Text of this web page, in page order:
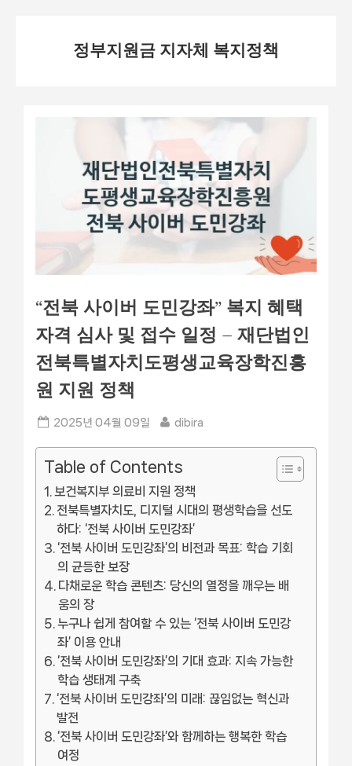
정부지원금 지자체 복지정책
“전북 사이버 도민강좌” 복지 혜택
자격 심사 및 접수 일정 – 재단법인
전북특별자치도평생교육장학진흥
원 지원 정책
Posted
2025년 04월 09일 By
dibira
Table of Contents
보건복지부 의료비 지원 정책
전북특별자치도, 디지털 시대의 평생학습을 선도
하다: ‘전북 사이버 도민강좌’
‘전북 사이버 도민강좌’의 비전과 목표: 학습 기회
의 균등한 보장
다채로운 학습 콘텐츠: 당신의 열정을 깨우는 배
움의 장
누구나 쉽게 참여할 수 있는 ‘전북 사이버 도민강
좌’ 이용 안내
‘전북 사이버 도민강좌’의 기대 효과: 지속 가능한
학습 생태계 구축
‘전북 사이버 도민강좌’의 미래: 끊임없는 혁신과
발전
‘전북 사이버 도민강좌’와 함께하는 행복한 학습
여정